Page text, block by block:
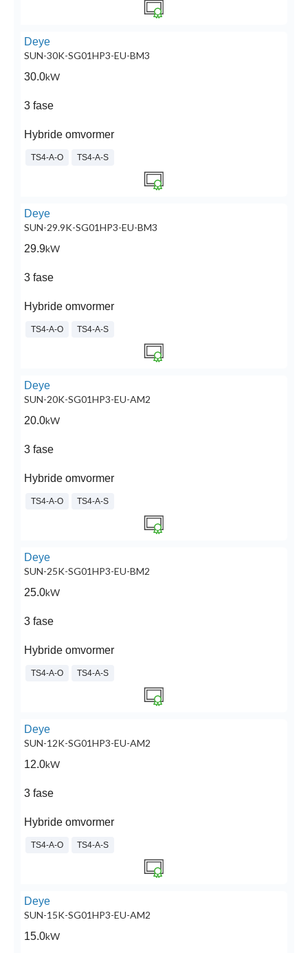
Deye
SUN-30K-SG01HP3-EU-BM3
30.0kW
3 fase
Hybride omvormer
TS4-A-O TS4-A-S
Deye
SUN-29.9K-SG01HP3-EU-BM3
29.9kW
3 fase
Hybride omvormer
TS4-A-O TS4-A-S
Deye
SUN-20K-SG01HP3-EU-AM2
20.0kW
3 fase
Hybride omvormer
TS4-A-O TS4-A-S
Deye
SUN-25K-SG01HP3-EU-BM2
25.0kW
3 fase
Hybride omvormer
TS4-A-O TS4-A-S
Deye
SUN-12K-SG01HP3-EU-AM2
12.0kW
3 fase
Hybride omvormer
TS4-A-O TS4-A-S
Deye
SUN-15K-SG01HP3-EU-AM2
15.0kW